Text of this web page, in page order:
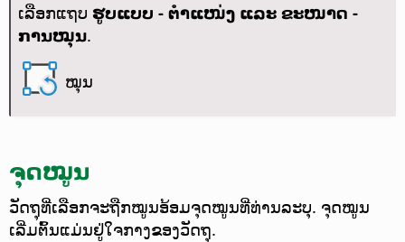
ເລືອກແຖບ ຮູບແບບ - ຕຳແໜ່ງ ແລະ ຂະໜາດ -
ການໝຸນ.
ໝຸນ
ຈຸດໝູນ
ວັດຖຸທີ່ເລືອກຈະຖືກໝູນອ້ອມຈຸດໝູນທີ່ທ່ານລະບຸ. ຈຸດໝູນ
ເລີ່ມຕົ້ນແມ່ນຢູ່ໃຈກາງຂອງວັດຖຸ.